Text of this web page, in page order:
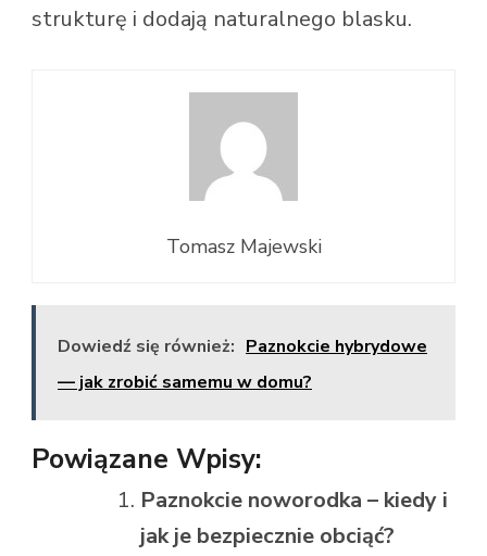
strukturę i dodają naturalnego blasku.
Tomasz Majewski
Dowiedź się również: Paznokcie hybrydowe
— jak zrobić samemu w domu?
Powiązane Wpisy:
Paznokcie noworodka – kiedy i
jak je bezpiecznie obciąć?